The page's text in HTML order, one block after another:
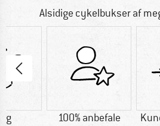
Alsidige cykelbukser af
g 100% anbefale